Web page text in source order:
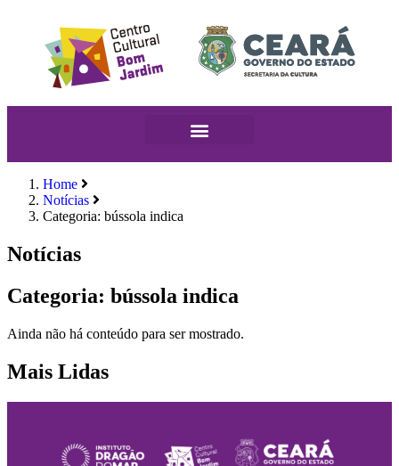
Home
Notícias
Categoria: bússola indica
Notícias
Categoria: bússola indica
Ainda não há conteúdo para ser mostrado.
Mais Lidas